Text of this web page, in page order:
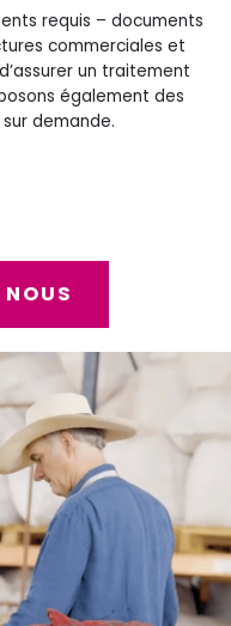
requis – documents
commerciales et
un traitement
également des
demande.